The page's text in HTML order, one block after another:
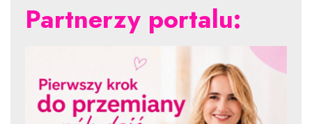
Partnerzy portalu: